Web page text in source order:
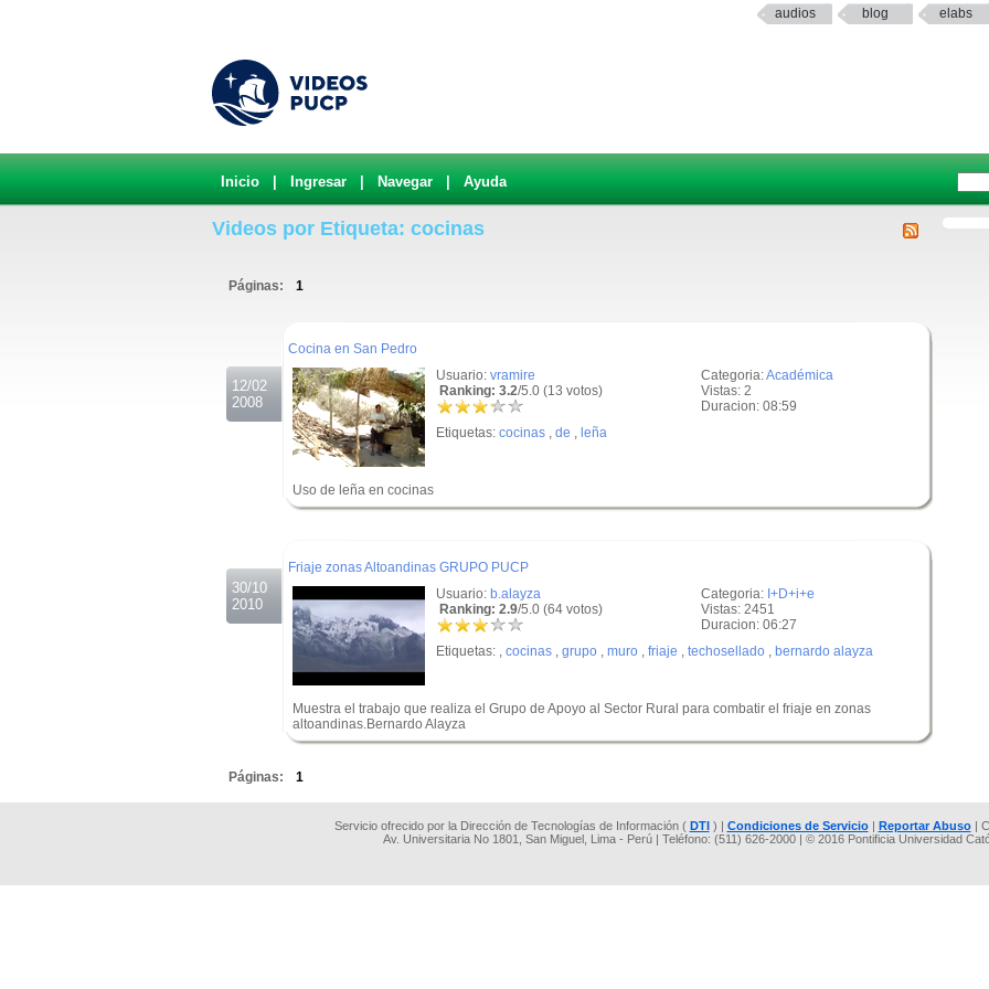
audios blog elabs
Inicio Ingresar Navegar Ayuda
Videos por Etiqueta: cocinas
Páginas: 1
12/02
2008
Cocina en San Pedro
Categoria:Académica
Vistas: 2
Duracion: 08:59
Usuario: vramire
Ranking: 3.2/5.0 (13 votos)
Etiquetas: cocinas , de , leña
Uso de leña en cocinas
30/10
2010
Friaje zonas Altoandinas GRUPO PUCP
Categoria: I+D+i+e
Vistas: 2451
Duracion: 06:27
Usuario: b.alayza
Ranking: 2.9/5.0 (64 votos)
Etiquetas: , cocinas , grupo , muro , friaje , techosellado , bernardo alayza
Muestra el trabajo que realiza el Grupo de Apoyo al Sector Rural para combatir el friaje en zonas
altoandinas.Bernardo Alayza
Páginas: 1
Servicio ofrecido por la Dirección de Tecnologías de Información ( DTI) | Condiciones de Servicio| Reportar Abuso|
Av. Universitaria No 1801, San Miguel, Lima - Perú | Teléfono: (511) 626-2000 | © 2016 Pontificia Universidad